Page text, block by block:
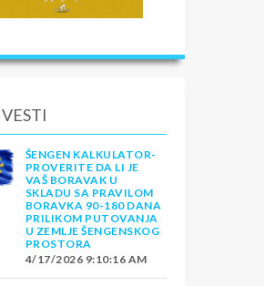
ŠENGEN KALKULATOR-
PROVERITE DA LI JE
VAŠ BORAVAK U
SKLADU SA PRAVILOM
BORAVKA 90-180 DANA
PRILIKOM PUTOVANJA
U ZEMLJE ŠENGENSKOG
PROSTORA
4/17/2026 9:10:16 AM